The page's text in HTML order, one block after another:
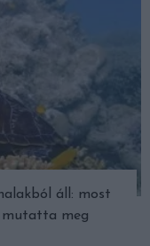
áll: most
mutatta meg